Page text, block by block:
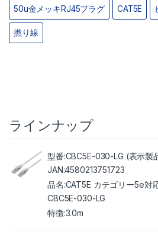
50u金メッキRJ45プラグ CAT5E
撚り線
ラインナップ
CBC5E-030-LG (表示製
4580213751723
CAT5E カテゴリー5e対
CBC5E-030-LG
3.0m